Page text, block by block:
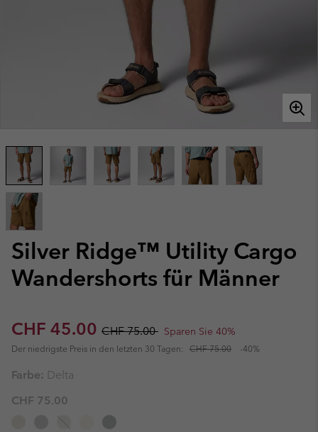
Silver Ridge™ Utility Cargo
Wandershorts für Männer
Sale price:
CHF 45.00 Regular price:
CHF 75.00 Sparen Sie 40%
Der niedrigste Preis in den letzten 30 Tagen: CHF 75.00 -40%
Farbe: Delta
CHF 75.00